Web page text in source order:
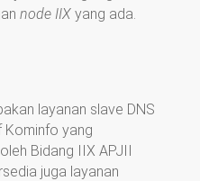
node IIXyang ada.
layanan slave DNS
Kominfo yang
Bidang IIX APJII
juga layanan